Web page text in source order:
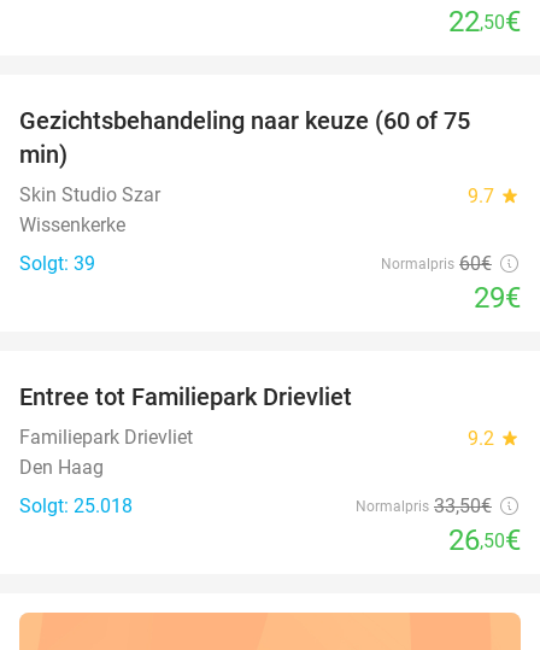
22,50€
52%
Gezichtsbehandeling naar keuze (60 of 75
min)
Skin Studio Szar 9.7 star
Wissenkerke
Solgt: 39
Normalpris 60€
29€
Entree tot Familiepark Drievliet
Familiepark Drievliet 9.2 star
Den Haag
Solgt: 25.018
Normalpris 33,50€
26,50€